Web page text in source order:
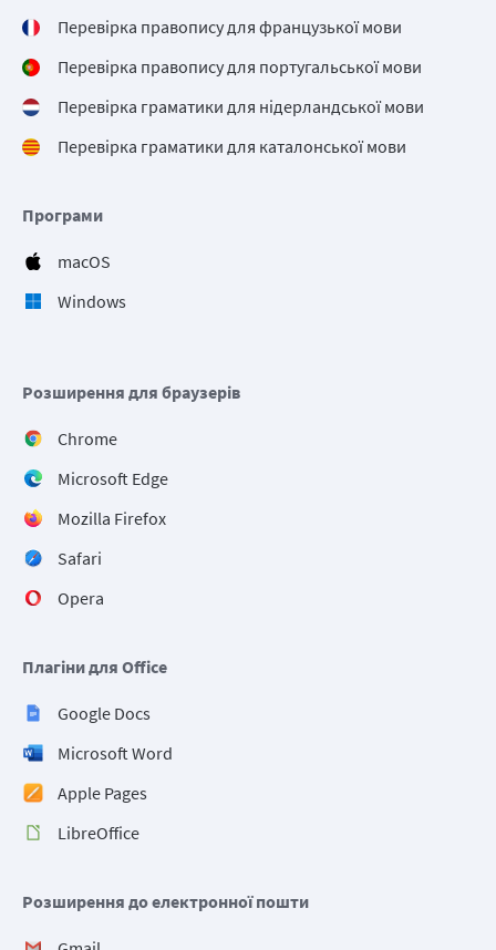
Перевірка правопису для французької мови
Перевірка правопису для португальської мови
Перевірка граматики для нідерландської мови
Перевірка граматики для каталонської мови
Програми
macOS
Windows
Розширення для браузерів
Chrome
Microsoft Edge
Mozilla Firefox
Safari
Opera
Плагіни для Office
Google Docs
Microsoft Word
Apple Pages
LibreOffice
Розширення до електронної пошти